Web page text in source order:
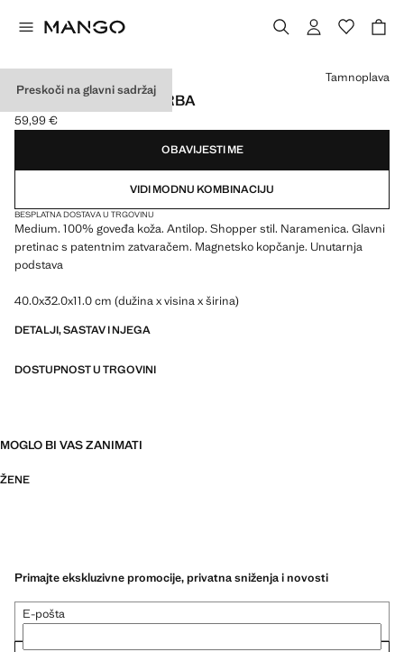
Preskoči na glavni sadržaj
KOŽNA SHOPPER TORBA
Trenutačna cijena [59,99 € ]
59,99 €
Odaberite boju
Tamnoplava
OBAVIJESTI ME
VIDI MODNU KOMBINACIJU
BESPLATNA DOSTAVA U TRGOVINU
Medium. 100% goveđa koža. Antilop. Shopper stil. Naramenica. Glavni
pretinac s patentnim zatvaračem. Magnetsko kopčanje. Unutarnja
podstava
40.0x32.0x11.0 cm (dužina x visina x širina)
DETALJI, SASTAV I NJEGA
DOSTUPNOST U TRGOVINI
MOGLO BI VAS ZANIMATI
ŽENE
Primajte ekskluzivne promocije, privatna sniženja i novosti
E-pošta